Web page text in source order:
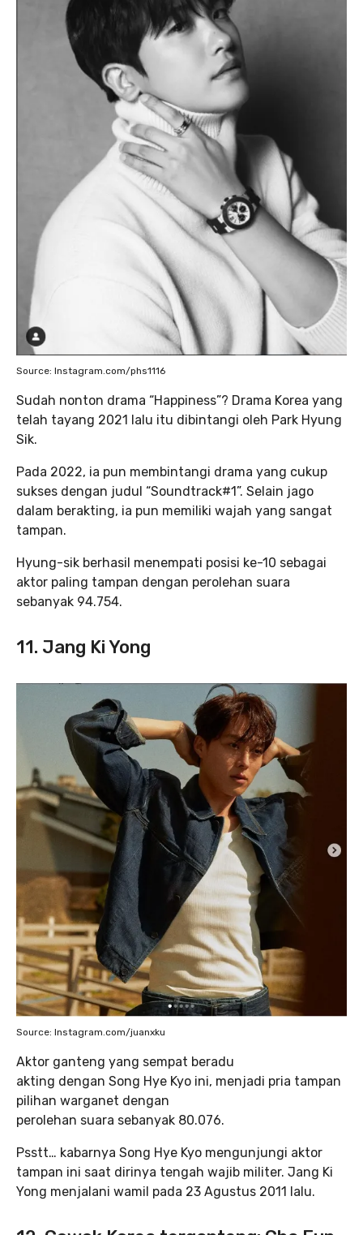
Source: Instagram.com/phs1116
Sudah nonton drama “Happiness”? Drama Korea yang
telah tayang 2021 lalu itu dibintangi oleh Park Hyung
Sik.
Pada 2022, ia pun membintangi drama yang cukup
sukses dengan judul “Soundtrack#1”. Selain jago
dalam berakting, ia pun memiliki wajah yang sangat
tampan.
Hyung-sik berhasil menempati posisi ke-10 sebagai
aktor paling tampan dengan perolehan suara
sebanyak 94.754.
11. Jang Ki Yong
Source: Instagram.com/juanxku
Aktor ganteng yang sempat beradu
akting dengan Song Hye Kyo ini, menjadi pria tampan
pilihan warganet dengan
perolehan suara sebanyak 80.076.
Psstt… kabarnya Song Hye Kyo mengunjungi aktor
tampan ini saat dirinya tengah wajib militer. Jang Ki
Yong menjalani wamil pada 23 Agustus 2011 lalu.